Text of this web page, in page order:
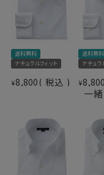
・洗濯ネットに入れ
に）。生地への負担が
・洗濯後はできるだけ
を伸ばして干す。
・形を整えて干すこと
※しわの出方は洗濯環
そんな扱いやすさを
カフス
ラウンドカット
アジャスタブ
コンバーチブ
S-37～LL-
トールM-
スタイル
ナチュラルフ
生産国
送料無料
ナチュラルフィット
¥8,800 税込
送料無料
ナチュラ
¥8,800
一